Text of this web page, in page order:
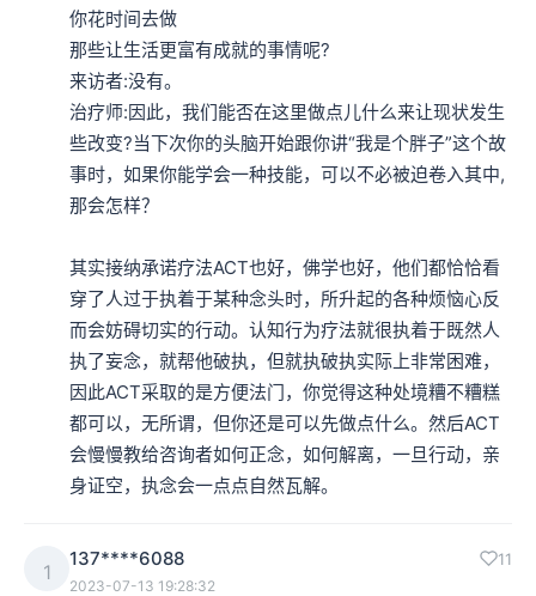
你花时间去做
那些让生活更富有成就的事情呢?
来访者:没有。
治疗师:因此，我们能否在这里做点儿什么来让现状发生
些改变?当下次你的头脑开始跟你讲“我是个胖子”这个故
事时，如果你能学会一种技能，可以不必被迫卷入其中,
那会怎样？
其实接纳承诺疗法ACT也好，佛学也好，他们都恰恰看
穿了人过于执着于某种念头时，所升起的各种烦恼心反
而会妨碍切实的行动。认知行为疗法就很执着于既然人
执了妄念，就帮他破执，但就执破执实际上非常困难，
因此ACT采取的是方便法门，你觉得这种处境糟不糟糕
都可以，无所谓，但你还是可以先做点什么。然后ACT
会慢慢教给咨询者如何正念，如何解离，一旦行动，亲
身证空，执念会一点点自然瓦解。
1
137****6088 11
2023-07-13 19:28:32